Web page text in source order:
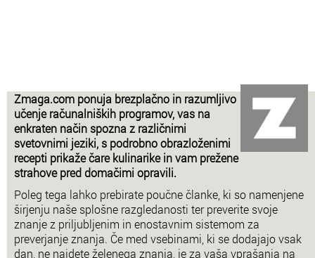
Zmaga.com ponuja brezplačno in razumljivo
učenje računalniških programov, vas na
enkraten način spozna z različnimi
svetovnimi jeziki, s podrobno obrazloženimi
recepti prikaže čare kulinarike in vam prežene
strahove pred domačimi opravili.
Poleg tega lahko prebirate poučne članke, ki so namenjene
širjenju naše splošne razgledanosti ter preverite svoje
znanje z priljubljenim in enostavnim sistemom za
preverjanje znanja. Če med vsebinami, ki se dodajajo vsak
dan, ne najdete želenega znanja, je za vaša vprašanja na